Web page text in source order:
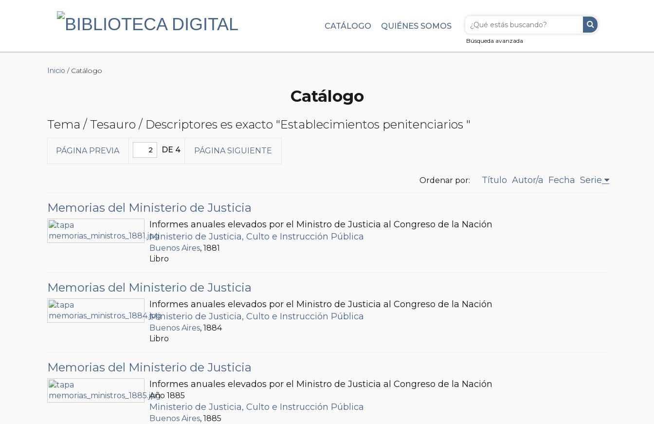
Búsqueda avanzada
CATÁLOGO QUIÉNES SOMOS
Inicio / Catálogo
Catálogo
Tema / Tesauro / Descriptores es exacto "Establecimientos penitenciarios "
PÁGINA PREVIA DE 4 PÁGINA SIGUIENTE
Ordenar por: Título Autor/a Fecha Serie
Memorias del Ministerio de Justicia
Informes anuales elevados por el Ministro de Justicia al Congreso de la Nación
Ministerio de Justicia, Culto e Instrucción Pública
Buenos Aires, 1881
Libro
Memorias del Ministerio de Justicia
Informes anuales elevados por el Ministro de Justicia al Congreso de la Nación
Ministerio de Justicia, Culto e Instrucción Pública
Buenos Aires, 1884
Libro
Memorias del Ministerio de Justicia
Informes anuales elevados por el Ministro de Justicia al Congreso de la Nación
Año 1885
Ministerio de Justicia, Culto e Instrucción Pública
Buenos Aires, 1885